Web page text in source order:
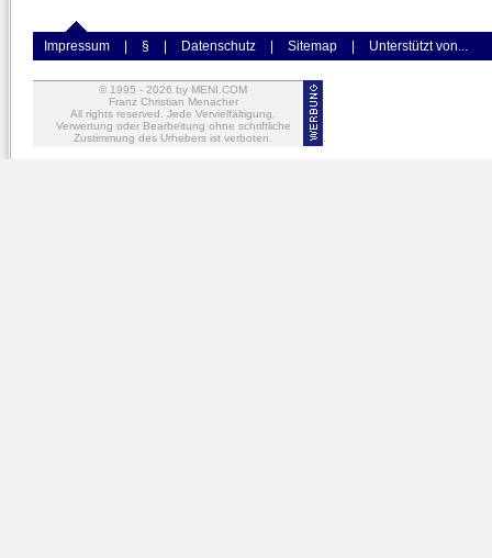
Impressum § Datenschutz Sitemap Unterstützt von...
© 1995 - 2026 by MENI.COM
Franz Christian Menacher
All rights reserved. Jede Vervielfältigung,
Verwertung oder Bearbeitung ohne schriftliche
Zustimmung des Urhebers ist verboten.